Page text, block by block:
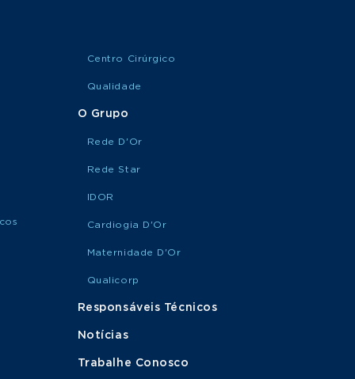
Centro Cirúrgico
Qualidade
O Grupo
Rede D'Or
Rede Star
IDOR
Cardiogia D'Or
Maternidade D'Or
Qualicorp
Responsáveis Técnicos
Notícias
Trabalhe Conosco